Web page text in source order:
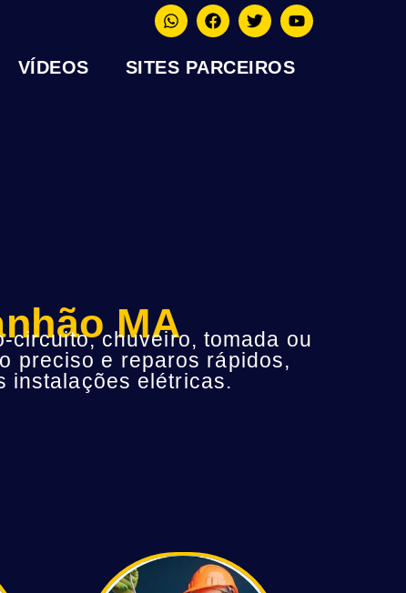
VÍDEOS SITES PARCEIROS
MA
circuito, chuveiro, tomada ou
preciso e reparos rápidos,
instalações elétricas.